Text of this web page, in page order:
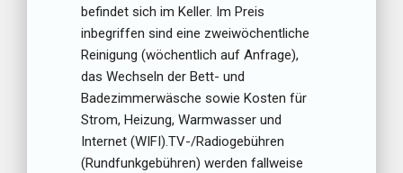
befindet sich im Keller. Im Preis
inbegriffen sind eine zweiwöchentliche
Reinigung (wöchentlich auf Anfrage),
das Wechseln der Bett- und
Badezimmerwäsche sowie Kosten für
Strom, Heizung, Warmwasser und
Internet (WIFI).TV-/Radiogebühren
(Rundfunkgebühren) werden fallweise